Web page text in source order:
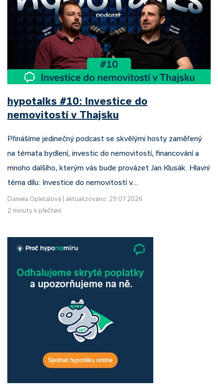
hypotalks #10: Investice do
nemovitostí v Thajsku
Přinášíme jedinečný podcast se skvělými hosty zaměřený
na témata bydlení, investic do nemovitostí, financování a
mnoho dalšího, kterým vás bude provázet Jan Klusák. Hlavní
téma dílu: Investice do nemovitostí v…
Daniela Opletalová
aktualizováno: 29.07.2026
2 minuty k přečtení